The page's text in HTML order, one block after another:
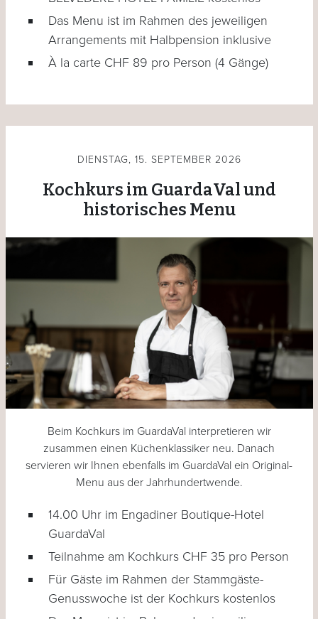
Das Menu ist im Rahmen des jeweiligen
Arrangements mit Halbpension inklusive
À la carte CHF 89 pro Person (4 Gänge)
DIENSTAG, 15. SEPTEMBER 2026
Kochkurs im GuardaVal und
historisches Menu
Beim Kochkurs im GuardaVal interpretieren wir
zusammen einen Küchenklassiker neu. Danach
servieren wir Ihnen ebenfalls im GuardaVal ein Original-
Menu aus der Jahrhundertwende.
14.00 Uhr im Engadiner Boutique-Hotel
GuardaVal
Teilnahme am Kochkurs CHF 35 pro Person
Für Gäste im Rahmen der Stammgäste-
Genusswoche ist der Kochkurs kostenlos